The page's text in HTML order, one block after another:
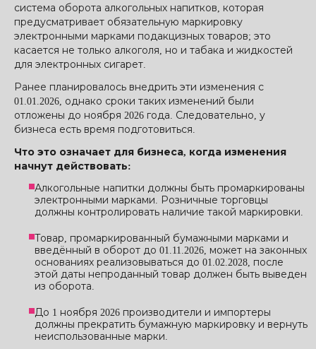
система оборота алкогольных напитков, которая
предусматривает обязательную маркировку
электронными марками подакцизных товаров; это
касается не только алкоголя, но и табака и жидкостей
для электронных сигарет.
Ранее планировалось внедрить эти изменения с
01.01.2026, однако сроки таких изменений были
отложены до ноября 2026 года. Следовательно, у
бизнеса есть время подготовиться.
Что это означает для бизнеса, когда изменения
начнут действовать:
Алкогольные напитки должны быть промаркированы
электронными марками. Розничные торговцы
должны контролировать наличие такой маркировки.
Товар, промаркированный бумажными марками и
введённый в оборот до 01.11.2026, может на законных
основаниях реализовываться до 01.02.2028, после
этой даты непроданный товар должен быть выведен
из оборота.
До 1 ноября 2026 производители и импортеры
должны прекратить бумажную маркировку и вернуть
неиспользованные марки.